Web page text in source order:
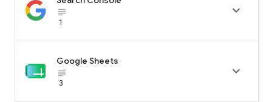
subject_black
1

Google Sheets
subject_black
3
